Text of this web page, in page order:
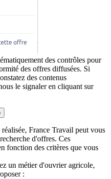
des contrôles pour
des offres diffusées. Si
des contenus
le signaler en cliquant sur
France Travail peut vous
d'offres. Ces
fonction des critères que vous
un métier d'ouvrier agricole,
: